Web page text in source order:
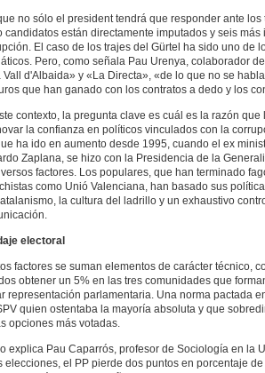
no sólo el president tendrá que responder ante los
candidatos están directamente imputados y seis
El caso de los trajes del Gürtel ha sido uno de
Pero, como señala Pau Urenya, colaborador
Vall d'Albaida» y «La Directa», «de lo que no se
que han ganado con los contratos a dedo y los
contexto, la pregunta clave es cuál es la razón
la confianza en políticos vinculados con la
ha ido en aumento desde 1995, cuando el ex
Zaplana, se hizo con la Presidencia de la
factores. Los populares, que han terminado
como Unió Valenciana, han basado sus
la cultura del ladrillo y un exhaustivo
electoral
factores se suman elementos de carácter técnico,
obtener un 5% en las tres comunidades que
representación parlamentaria. Una norma pactada
quien ostentaba la mayoría absoluta y que
opciones más votadas.
explica Pau Caparrós, profesor de Sociología en la
elecciones, el PP pierde dos puntos en porcentaje